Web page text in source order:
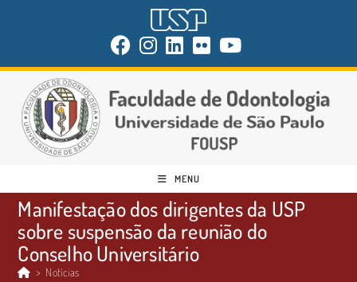
MENU
Manifestação dos dirigentes da USP
sobre suspensão da reunião do
Conselho Universitário
> Notícias